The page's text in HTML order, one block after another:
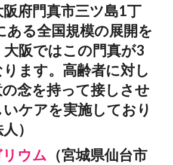
阪府門真市三ツ島1丁
ある全国規模の展開を
大阪ではこの門真が3
ます。高齢者に対し
念を持って接しさせ
ケアを実施しており
）
ウム （宮城県仙台市